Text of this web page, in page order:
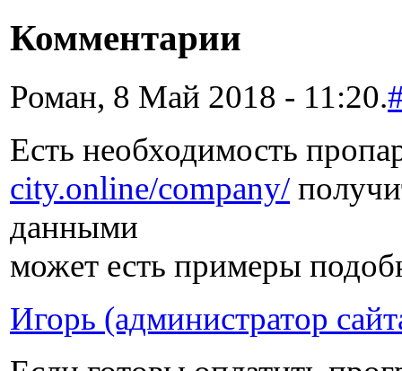
Комментарии
Роман, 8 Май 2018 - 11:20.
Есть необходимость
city.online/company/
данными
может есть примеры
Игорь (администратор